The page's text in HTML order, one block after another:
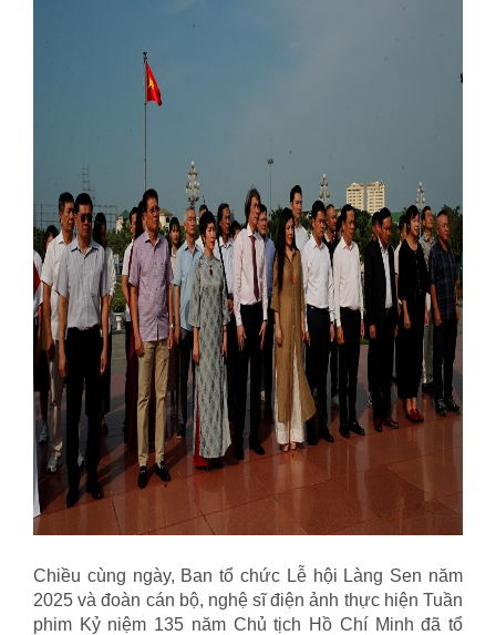
Chiều cùng ngày, Ban tổ chức Lễ hội Làng Sen năm
2025 và đoàn cán bộ, nghệ sĩ điện ảnh thực hiện Tuần
phim Kỷ niệm 135 năm Chủ tịch Hồ Chí Minh đã tổ